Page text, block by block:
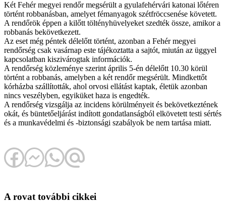
Két Fehér megyei rendőr megsérült a gyulafehérvári katonai lőtéren
történt robbanásban, amelyet fémanyagok szétfröccsenése követett.
A rendőrök éppen a kilőtt töltényhüvelyeket szedték össze, amikor a
robbanás bekövetkezett.
Az eset még péntek délelőtt történt, azonban a Fehér megyei
rendőrség csak vasárnap este tájékoztatta a sajtót, miután az üggyel
kapcsolatban kiszivárogtak információk.
A rendőrség közleménye szerint április 5-én délelőtt 10.30 körül
történt a robbanás, amelyben a két rendőr megsérült. Mindkettőt
kórházba szállították, ahol orvosi ellátást kaptak, életük azonban
nincs veszélyben, egyiküket haza is engedték.
A rendőrség vizsgálja az incidens körülményeit és bekövetkeztének
okát, és büntetőeljárást indított gondatlanságból elkövetett testi sértés
és a munkavédelmi és -biztonsági szabályok be nem tartása miatt.
A rovat további cikkei